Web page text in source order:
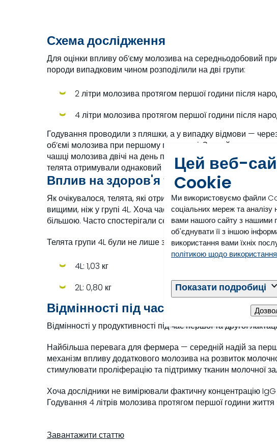
Цей веб-
Cookie
Ми використовуємо файли
соціальних мереж та
вами нашого сайту з нашими
об'єднувати її з іншою
використання вами їхніх
політикою щодо
Показати подробиці
Схема дослідження
Для оцінки впливу об’єму молозива на середньодобовий
породи випадковим чином розподілили на дві групи:
2 літри молозива протягом першої години після
4 літри молозива протягом першої години після
Годування проводили з пляшки, а у випадку відмови —
об’ємі молозива при першому годуванні. Звичайне
чашці молозива двічі на день протягом перших 14 днів
телята отримували однаковий раціон.
Вплив на здоров'я та ріст телят
Як очікувалося, телята, які отримали 4 літри молозива,
вищими, ніж у групі 4L. Хоча частота захворювань була
більшою. Часто спостерігали септицемію, що свідчить про
Телята групи 4L були не лише здоровішими, але й мали
4L: 1,03 кг
2L: 0,80 кг
Відмінності під час першої та другої
Відмінності у продуктивності під час першої та другої
Найбільша перевага для фермера — середній надій за
механізм впливу додаткового молозива на розвиток
стимулювати проліферацію та підтримку тканин молочної
Хоча дослідники не вимірювали фактичну концентрацію
Годування 4 літрів молозива протягом першої години
Завантажити статтю